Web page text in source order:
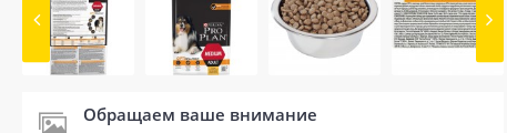
Обращаем ваше внимание